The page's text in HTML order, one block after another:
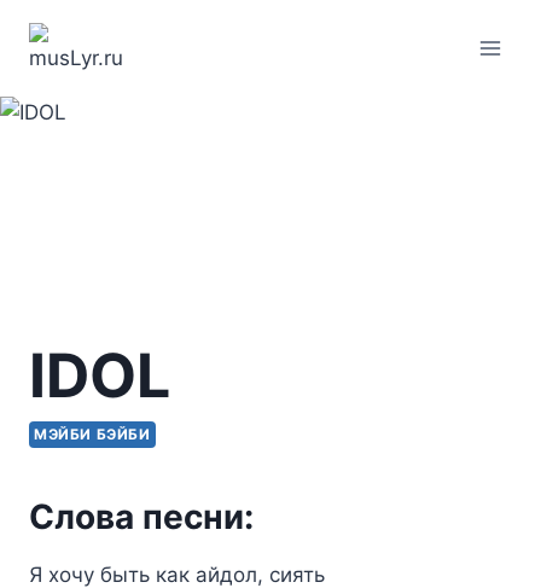
IDOL
МЭЙБИ БЭЙБИ
Слова песни:
Я хочу быть как айдол, сиять